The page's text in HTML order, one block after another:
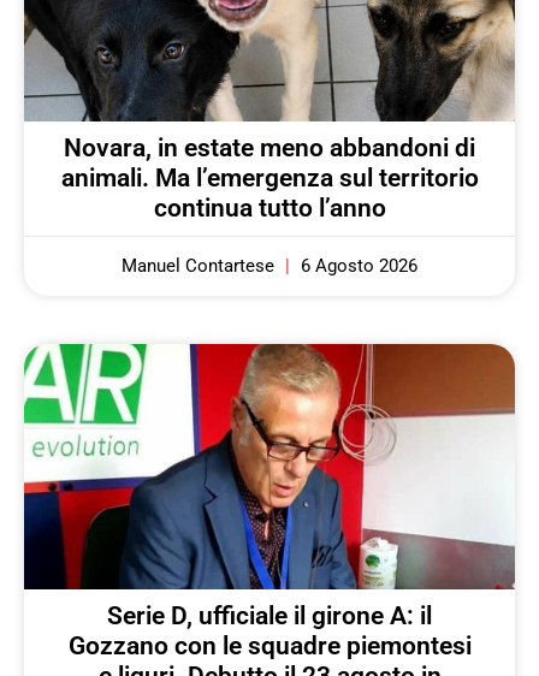
Novara, in estate meno abbandoni di
animali. Ma l’emergenza sul territorio
continua tutto l’anno
Manuel Contartese 6 Agosto 2026
Serie D, ufficiale il girone A: il
Gozzano con le squadre piemontesi